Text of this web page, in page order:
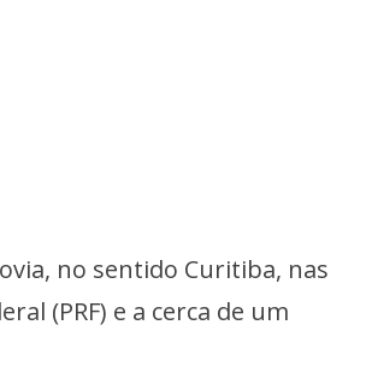
no sentido Curitiba, nas
(PRF) e a cerca de um